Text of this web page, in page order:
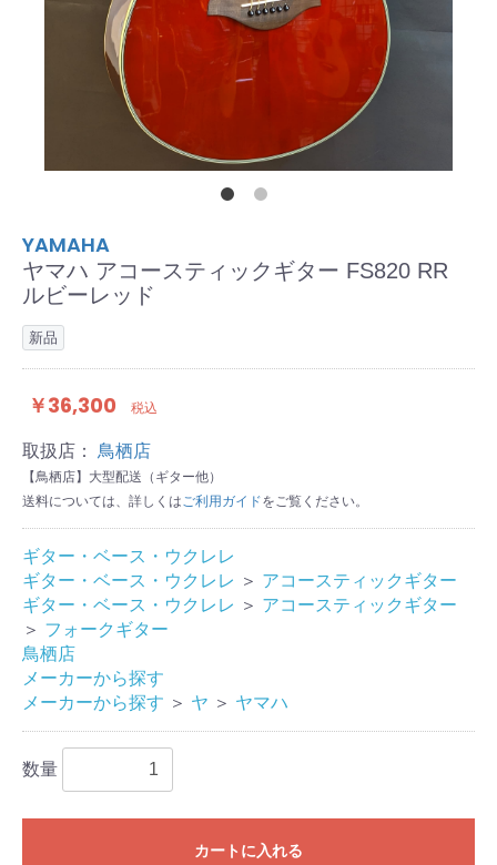
YAMAHA
ヤマハ アコースティックギター FS820 RR
ルビーレッド
新品
￥36,300 税込
取扱店： 鳥栖店
【鳥栖店】大型配送（ギター他）
送料については、詳しくはご利用ガイドをご覧ください。
ギター・ベース・ウクレレ
ギター・ベース・ウクレレ ＞ アコースティックギター
ギター・ベース・ウクレレ ＞ アコースティックギター
＞ フォークギター
鳥栖店
メーカーから探す
メーカーから探す ＞ ヤ ＞ ヤマハ
数量
カートに入れる